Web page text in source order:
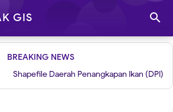
GIS 
BREAKING NEWS
Shapefile Daerah Penangkapan Ikan (DPI) |